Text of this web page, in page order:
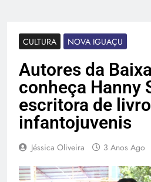
CULTURA NOVA IGUAÇU
Autores da
conheça Hanny
escritora de
infantojuvenis
Jéssica Oliveira 3 Anos Ago